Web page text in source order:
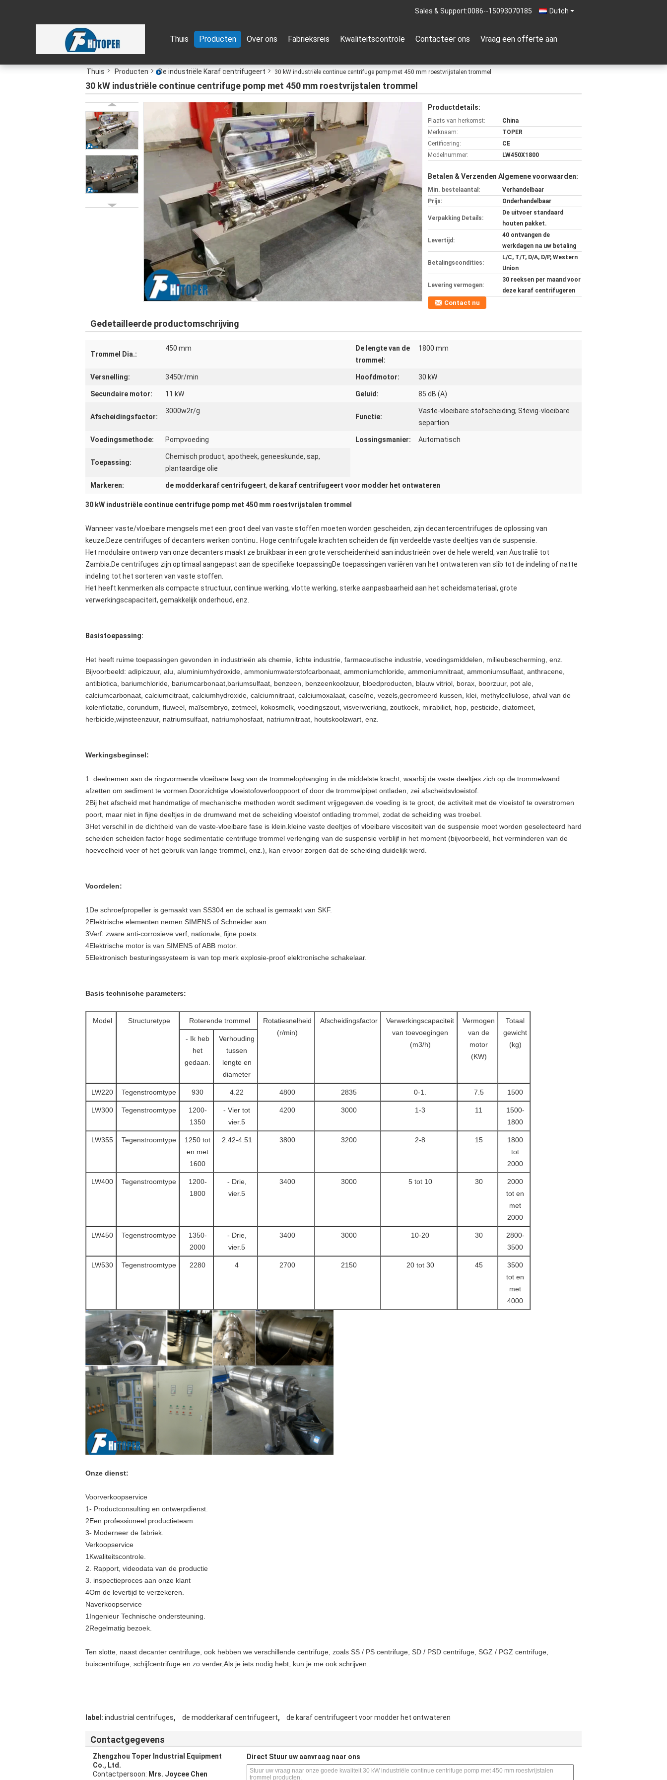
Dutch
Sales & Support:0086--15093070185
Thuis Producten Over ons Fabrieksreis Kwaliteitscontrole Contacteer ons Vraag een offerte aan
Thuis Producten De industriële Karaf centrifugeert 30 kW industriële continue centrifuge pomp met 450 mm roestvrijstalen trommel
30 kW industriële continue centrifuge pomp met 450 mm roestvrijstalen trommel
Productdetails:
Plaats van herkomst:
China
Merknaam:
TOPER
Certificering:
CE
Modelnummer:
LW450X1800
Betalen & Verzenden Algemene voorwaarden:
Min. bestelaantal:
Verhandelbaar
Prijs:
Onderhandelbaar
Verpakking Details:
De uitvoer standaard
houten pakket.
Levertijd:
40 ontvangen de
werkdagen na uw betaling
Betalingscondities:
L/C, T/T, D/A, D/P, Western
Union
Levering vermogen:
30 reeksen per maand voor
deze karaf centrifugeren
Contact nu
Gedetailleerde productomschrijving
Trommel Dia.:
450 mm
De lengte van de
trommel:
1800 mm
Versnelling: 3450r/min Hoofdmotor: 30 kW
Secundaire motor: 11 kW Geluid: 85 dB (A)
Afscheidingsfactor:
3000w2r/g
Functie:
Vaste-vloeibare stofscheiding; Stevig-vloeibare
separtion
Voedingsmethode: Pompvoeding Lossingsmanier: Automatisch
Toepassing:
Chemisch product, apotheek, geneeskunde, sap,
plantaardige olie
Markeren: de modderkaraf centrifugeert, de karaf centrifugeert voor modder het ontwateren
30 kW industriële continue centrifuge pomp met 450 mm roestvrijstalen trommel
Wanneer vaste/vloeibare mengsels met een groot deel van vaste stoffen moeten worden gescheiden, zijn decantercentrifuges de oplossing van
keuze.Deze centrifuges of decanters werken continu.. Hoge centrifugale krachten scheiden de fijn verdeelde vaste deeltjes van de suspensie.
Het modulaire ontwerp van onze decanters maakt ze bruikbaar in een grote verscheidenheid aan industrieën over de hele wereld, van Australië tot
Zambia.De centrifuges zijn optimaal aangepast aan de specifieke toepassingDe toepassingen variëren van het ontwateren van slib tot de indeling of natte
indeling tot het sorteren van vaste stoffen.
Het heeft kenmerken als compacte structuur, continue werking, vlotte werking, sterke aanpasbaarheid aan het scheidsmateriaal, grote
verwerkingscapaciteit, gemakkelijk onderhoud, enz.
Basistoepassing:
Het heeft ruime toepassingen gevonden in industrieën als chemie, lichte industrie, farmaceutische industrie, voedingsmiddelen, milieubescherming, enz.
Bijvoorbeeld: adipiczuur, alu, aluminiumhydroxide, ammoniumwaterstofcarbonaat, ammoniumchloride, ammoniumnitraat, ammoniumsulfaat, anthracene,
antibiotica, bariumchloride, bariumcarbonaat,bariumsulfaat, benzeen, benzeenkoolzuur, bloedproducten, blauw vitriol, borax, boorzuur, pot ale,
calciumcarbonaat, calciumcitraat, calciumhydroxide, calciumnitraat, calciumoxalaat, caseïne, vezels,gecromeerd kussen, klei, methylcellulose, afval van de
kolenflotatie, corundum, fluweel, maïsembryo, zetmeel, kokosmelk, voedingszout, visverwerking, zoutkoek, mirabiliet, hop, pesticide, diatomeet,
herbicide,wijnsteenzuur, natriumsulfaat, natriumphosfaat, natriumnitraat, houtskoolzwart, enz.
Werkingsbeginsel:
1. deelnemen aan de ringvormende vloeibare laag van de trommelophanging in de middelste kracht, waarbij de vaste deeltjes zich op de trommelwand
afzetten om sediment te vormen.Doorzichtige vloeistofoverlooppoort of door de trommelpipet ontladen, zei afscheidsvloeistof.
2Bij het afscheid met handmatige of mechanische methoden wordt sediment vrijgegeven.de voeding is te groot, de activiteit met de vloeistof te overstromen
poort, maar niet in fijne deeltjes in de drumwand met de scheiding vloeistof ontlading trommel, zodat de scheiding was troebel.
3Het verschil in de dichtheid van de vaste-vloeibare fase is klein.kleine vaste deeltjes of vloeibare viscositeit van de suspensie moet worden geselecteerd hard
scheiden scheiden factor hoge sedimentatie centrifuge trommel verlenging van de suspensie verblijf in het moment (bijvoorbeeld, het verminderen van de
hoeveelheid voer of het gebruik van lange trommel, enz.), kan ervoor zorgen dat de scheiding duidelijk werd.
Voordelen:
1De schroefpropeller is gemaakt van SS304 en de schaal is gemaakt van SKF.
2Elektrische elementen nemen SIMENS of Schneider aan.
3Verf: zware anti-corrosieve verf, nationale, fijne poets.
4Elektrische motor is van SIMENS of ABB motor.
5Elektronisch besturingssysteem is van top merk explosie-proof elektronische schakelaar.
Basis technische parameters:
Model Structuretype Roterende trommel
Rotatiesnelheid
(r/min)
Afscheidingsfactor
Verwerkingscapaciteit
van toevoegingen
(m3/h)
Vermogen
van de
motor
(KW)
Totaal
gewicht
(kg)
- Ik heb
het
gedaan.
Verhouding
tussen
lengte en
diameter
LW220 Tegenstroomtype 930 4.22 4800 2835 0-1. 7.5 1500
LW300 Tegenstroomtype
1200-
1350
- Vier tot
vier.5
4200 3000 1-3 11
1500-
1800
LW355 Tegenstroomtype
1250 tot
en met
1600
2.42-4.51 3800 3200 2-8 15
1800
tot
2000
LW400 Tegenstroomtype
1200-
1800
- Drie,
vier.5
3400 3000 5 tot 10 30
2000
tot en
met
2000
LW450 Tegenstroomtype
1350-
2000
- Drie,
vier.5
3400 3000 10-20 30
2800-
3500
LW530 Tegenstroomtype 2280 4 2700 2150 20 tot 30 45
3500
tot en
met
4000
Onze dienst:
Voorverkoopservice
1- Productconsulting en ontwerpdienst.
2Een professioneel productieteam.
3- Moderneer de fabriek.
Verkoopservice
1Kwaliteitscontrole.
2. Rapport, videodata van de productie
3. inspectieproces aan onze klant
4Om de levertijd te verzekeren.
Naverkoopservice
1Ingenieur Technische ondersteuning.
2Regelmatig bezoek.
Ten slotte, naast decanter centrifuge, ook hebben we verschillende centrifuge, zoals SS / PS centrifuge, SD / PSD centrifuge, SGZ / PGZ centrifuge,
buiscentrifuge, schijfcentrifuge en zo verder,Als je iets nodig hebt, kun je me ook schrijven..
label: industrial centrifuges, de modderkaraf centrifugeert, de karaf centrifugeert voor modder het ontwateren
Contactgegevens
Zhengzhou Toper Industrial Equipment
Co., Ltd.
Contactpersoon: Mrs. Joycee Chen
Direct Stuur uw aanvraag naar ons